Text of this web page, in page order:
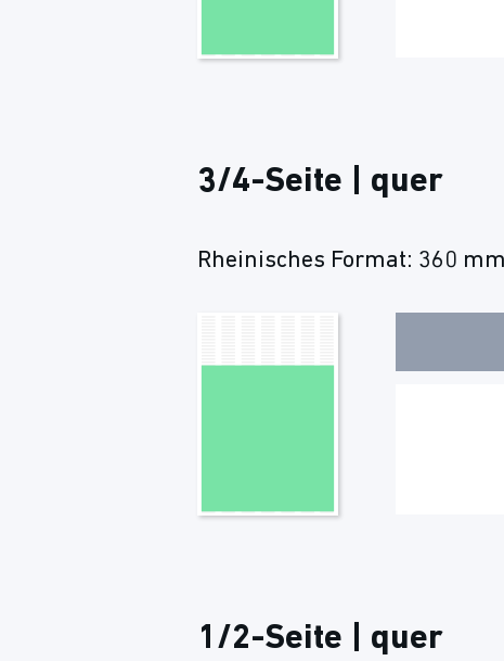
3/4-Seite | quer
Rheinisches Format: 360
1/2-Seite | quer